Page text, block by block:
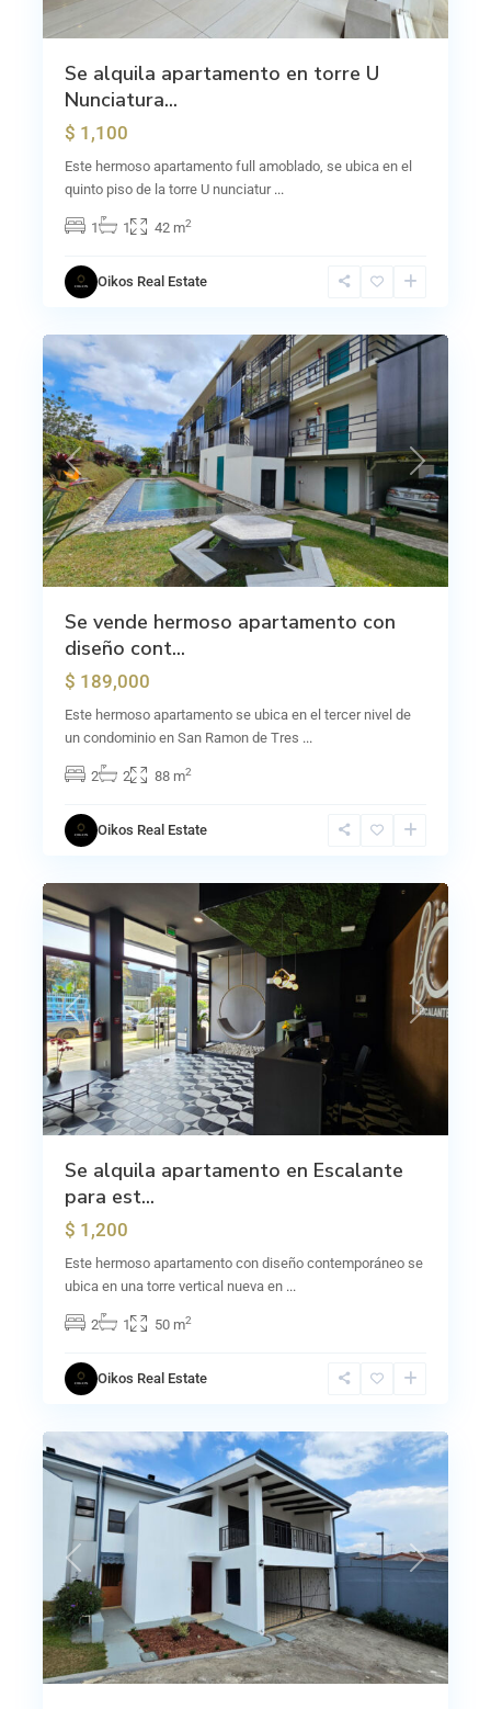
Se alquila apartamento en torre U
Nunciatura...
$ 1,100
Este hermoso apartamento full amoblado, se ubica en el
quinto piso de la torre U nunciatur ...
1 1 42 m2
Oikos Real Estate
Ramón
de
Tres
Previous Next
Se vende hermoso apartamento con
diseño cont...
$ 189,000
Este hermoso apartamento se ubica en el tercer nivel de
un condominio en San Ramon de Tres ...
2 2 88 m2
Oikos Real Estate
Previous Next
Se alquila apartamento en Escalante
para est...
$ 1,200
Este hermoso apartamento con diseño contemporáneo se
ubica en una torre vertical nueva en ...
2 1 50 m2
Oikos Real Estate
Previous Next